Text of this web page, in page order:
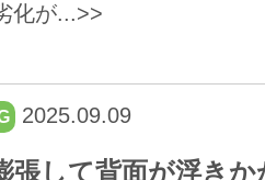
化が...>>
2025.09.09
張して背面が浮き